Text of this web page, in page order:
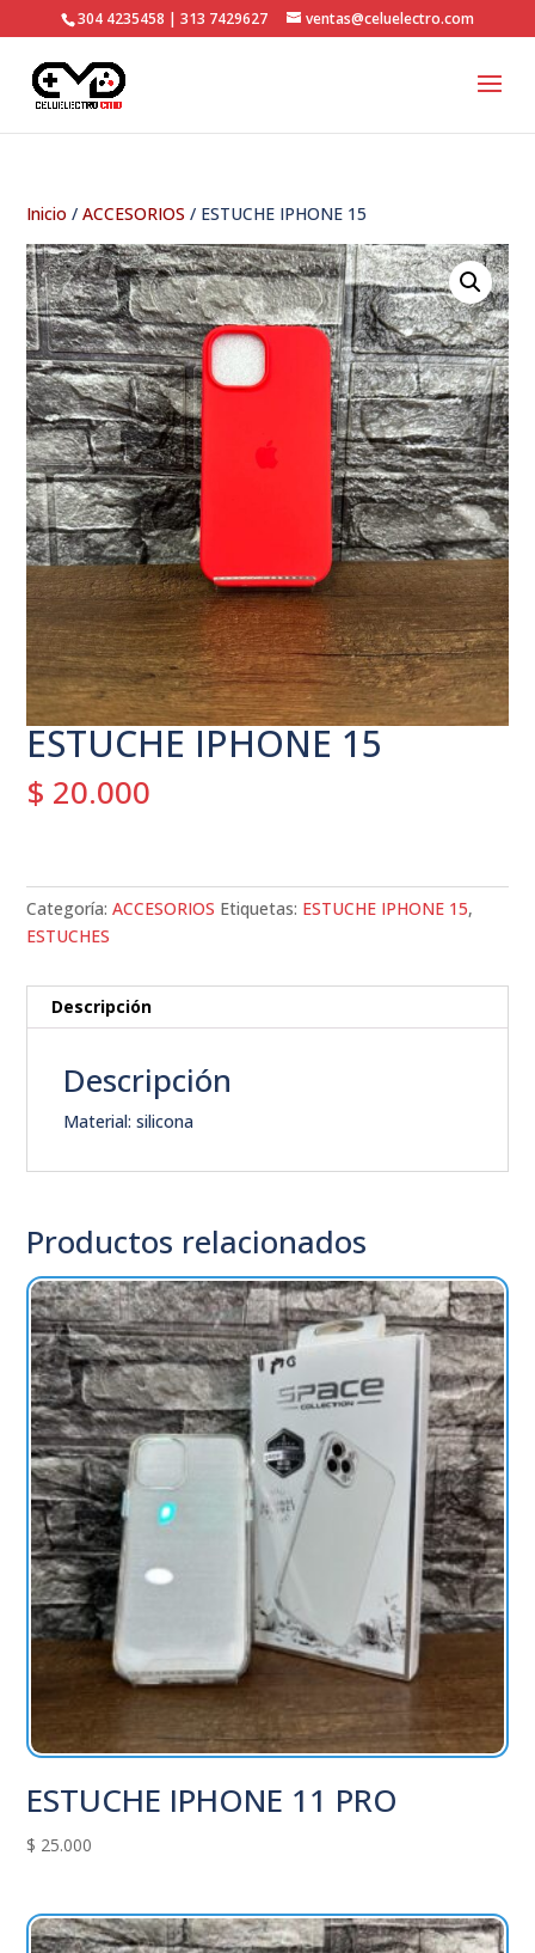
304 4235458 | 313 7429627 ventas@celuelectro.com
Inicio /ACCESORIOS / ESTUCHE IPHONE 15
ESTUCHE IPHONE 15
$ 20.000
Categoría:ACCESORIOS Etiquetas: ESTUCHE IPHONE 15,
ESTUCHES
Descripción
Descripción
Material: silicona
Productos relacionados
ESTUCHE IPHONE 11 PRO
$ 25.000